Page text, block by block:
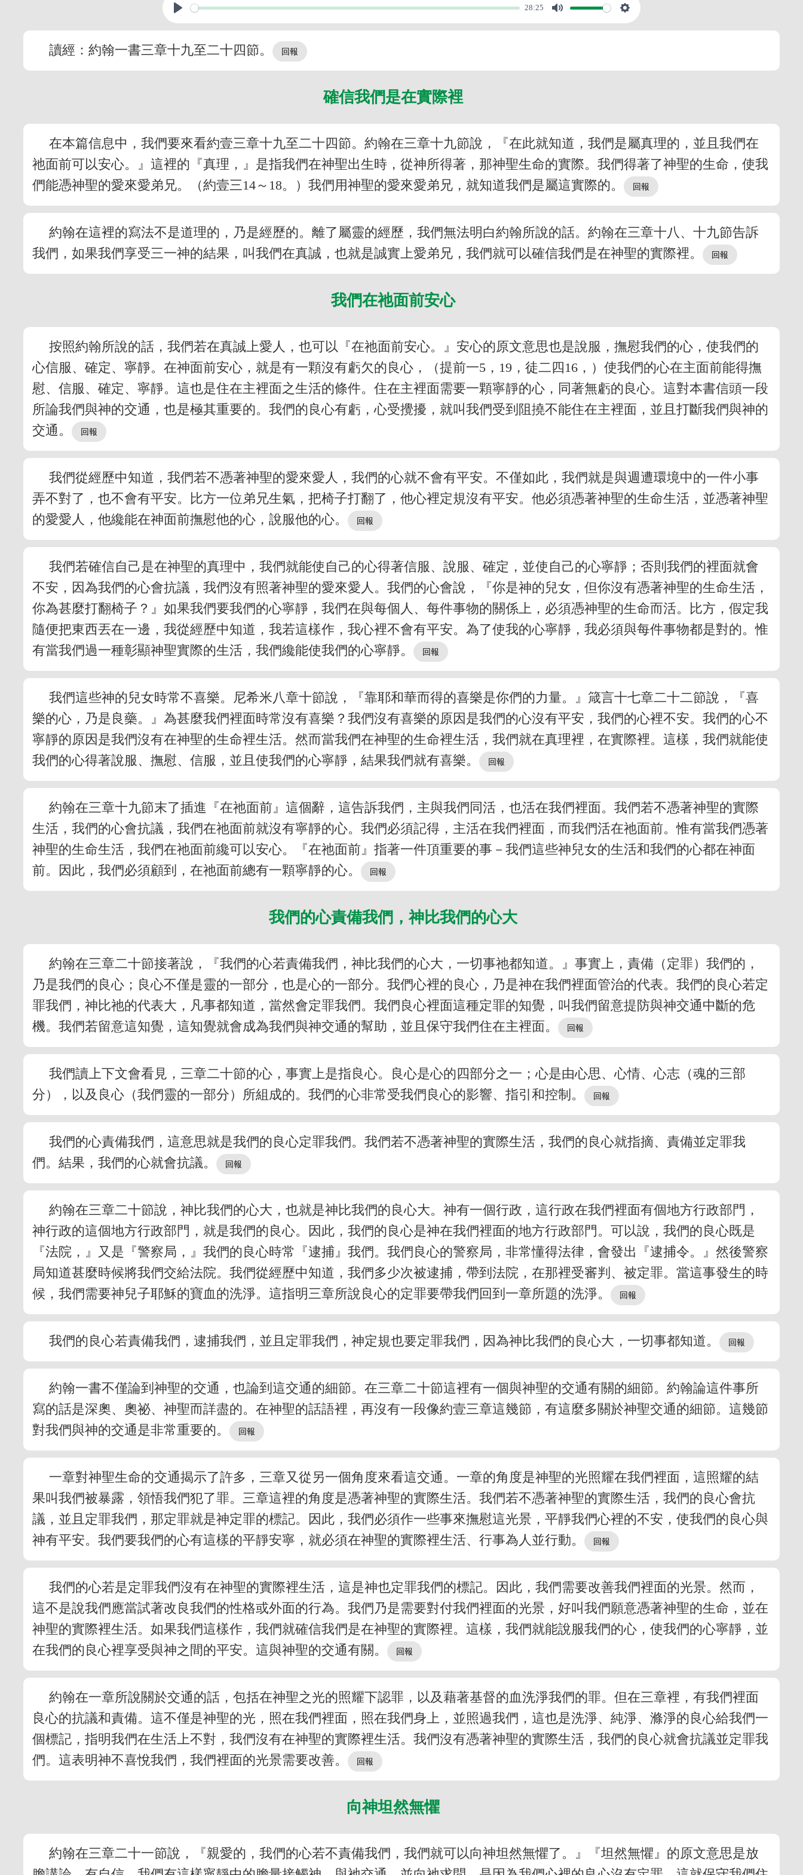
28:25
讀經：約翰一書三章十九至二十四節。
確信我們是在實際裡
在本篇信息中，我們要來看約壹三章十九至二十四節。約翰在三章十九節說，『在此就知道，我們是屬真理的，並且我們在
祂面前可以安心。』這裡的『真理，』是指我們在神聖出生時，從神所得著，那神聖生命的實際。我們得著了神聖的生命，使我
們能憑神聖的愛來愛弟兄。（約壹三14～18。）我們用神聖的愛來愛弟兄，就知道我們是屬這實際的。
約翰在這裡的寫法不是道理的，乃是經歷的。離了屬靈的經歷，我們無法明白約翰所說的話。約翰在三章十八、十九節告訴
我們，如果我們享受三一神的結果，叫我們在真誠，也就是誠實上愛弟兄，我們就可以確信我們是在神聖的實際裡。
我們在祂面前安心
按照約翰所說的話，我們若在真誠上愛人，也可以『在祂面前安心。』安心的原文意思也是說服，撫慰我們的心，使我們的
心信服、確定、寧靜。在神面前安心，就是有一顆沒有虧欠的良心，（提前一5，19，徒二四16，）使我們的心在主面前能得撫
慰、信服、確定、寧靜。這也是住在主裡面之生活的條件。住在主裡面需要一顆寧靜的心，同著無虧的良心。這對本書信頭一段
所論我們與神的交通，也是極其重要的。我們的良心有虧，心受攪擾，就叫我們受到阻撓不能住在主裡面，並且打斷我們與神的
交通。
我們從經歷中知道，我們若不憑著神聖的愛來愛人，我們的心就不會有平安。不僅如此，我們就是與週遭環境中的一件小事
弄不對了，也不會有平安。比方一位弟兄生氣，把椅子打翻了，他心裡定規沒有平安。他必須憑著神聖的生命生活，並憑著神聖
的愛愛人，他纔能在神面前撫慰他的心，說服他的心。
我們若確信自己是在神聖的真理中，我們就能使自己的心得著信服、說服、確定，並使自己的心寧靜；否則我們的裡面就會
不安，因為我們的心會抗議，我們沒有照著神聖的愛來愛人。我們的心會說，『你是神的兒女，但你沒有憑著神聖的生命生活，
你為甚麼打翻椅子？』如果我們要我們的心寧靜，我們在與每個人、每件事物的關係上，必須憑神聖的生命而活。比方，假定我
隨便把東西丟在一邊，我從經歷中知道，我若這樣作，我心裡不會有平安。為了使我的心寧靜，我必須與每件事物都是對的。惟
有當我們過一種彰顯神聖實際的生活，我們纔能使我們的心寧靜。
我們這些神的兒女時常不喜樂。尼希米八章十節說，『靠耶和華而得的喜樂是你們的力量。』箴言十七章二十二節說，『喜
樂的心，乃是良藥。』為甚麼我們裡面時常沒有喜樂？我們沒有喜樂的原因是我們的心沒有平安，我們的心裡不安。我們的心不
寧靜的原因是我們沒有在神聖的生命裡生活。然而當我們在神聖的生命裡生活，我們就在真理裡，在實際裡。這樣，我們就能使
我們的心得著說服、撫慰、信服，並且使我們的心寧靜，結果我們就有喜樂。
約翰在三章十九節末了插進『在祂面前』這個辭，這告訴我們，主與我們同活，也活在我們裡面。我們若不憑著神聖的實際
生活，我們的心會抗議，我們在祂面前就沒有寧靜的心。我們必須記得，主活在我們裡面，而我們活在祂面前。惟有當我們憑著
神聖的生命生活，我們在祂面前纔可以安心。『在祂面前』指著一件頂重要的事－我們這些神兒女的生活和我們的心都在神面
前。因此，我們必須顧到，在祂面前總有一顆寧靜的心。
我們的心責備我們，神比我們的心大
約翰在三章二十節接著說，『我們的心若責備我們，神比我們的心大，一切事祂都知道。』事實上，責備（定罪）我們的，
乃是我們的良心；良心不僅是靈的一部分，也是心的一部分。我們心裡的良心，乃是神在我們裡面管治的代表。我們的良心若定
罪我們，神比祂的代表大，凡事都知道，當然會定罪我們。我們良心裡面這種定罪的知覺，叫我們留意提防與神交通中斷的危
機。我們若留意這知覺，這知覺就會成為我們與神交通的幫助，並且保守我們住在主裡面。
我們讀上下文會看見，三章二十節的心，事實上是指良心。良心是心的四部分之一；心是由心思、心情、心志（魂的三部
分），以及良心（我們靈的一部分）所組成的。我們的心非常受我們良心的影響、指引和控制。
我們的心責備我們，這意思就是我們的良心定罪我們。我們若不憑著神聖的實際生活，我們的良心就指摘、責備並定罪我
們。結果，我們的心就會抗議。
約翰在三章二十節說，神比我們的心大，也就是神比我們的良心大。神有一個行政，這行政在我們裡面有個地方行政部門，
神行政的這個地方行政部門，就是我們的良心。因此，我們的良心是神在我們裡面的地方行政部門。可以說，我們的良心既是
『法院，』又是『警察局，』我們的良心時常『逮捕』我們。我們良心的警察局，非常懂得法律，會發出『逮捕令。』然後警察
局知道甚麼時候將我們交給法院。我們從經歷中知道，我們多少次被逮捕，帶到法院，在那裡受審判、被定罪。當這事發生的時
候，我們需要神兒子耶穌的寶血的洗淨。這指明三章所說良心的定罪要帶我們回到一章所題的洗淨。
我們的良心若責備我們，逮捕我們，並且定罪我們，神定規也要定罪我們，因為神比我們的良心大，一切事都知道。
約翰一書不僅論到神聖的交通，也論到這交通的細節。在三章二十節這裡有一個與神聖的交通有關的細節。約翰論這件事所
寫的話是深奧、奧祕、神聖而詳盡的。在神聖的話語裡，再沒有一段像約壹三章這幾節，有這麼多關於神聖交通的細節。這幾節
對我們與神的交通是非常重要的。
一章對神聖生命的交通揭示了許多，三章又從另一個角度來看這交通。一章的角度是神聖的光照耀在我們裡面，這照耀的結
果叫我們被暴露，領悟我們犯了罪。三章這裡的角度是憑著神聖的實際生活。我們若不憑著神聖的實際生活，我們的良心會抗
議，並且定罪我們，那定罪就是神定罪的標記。因此，我們必須作一些事來撫慰這光景，平靜我們心裡的不安，使我們的良心與
神有平安。我們要我們的心有這樣的平靜安寧，就必須在神聖的實際裡生活、行事為人並行動。
我們的心若是定罪我們沒有在神聖的實際裡生活，這是神也定罪我們的標記。因此，我們需要改善我們裡面的光景。然而，
這不是說我們應當試著改良我們的性格或外面的行為。我們乃是需要對付我們裡面的光景，好叫我們願意憑著神聖的生命，並在
神聖的實際裡生活。如果我們這樣作，我們就確信我們是在神聖的實際裡。這樣，我們就能說服我們的心，使我們的心寧靜，並
在我們的良心裡享受與神之間的平安。這與神聖的交通有關。
約翰在一章所說關於交通的話，包括在神聖之光的照耀下認罪，以及藉著基督的血洗淨我們的罪。但在三章裡，有我們裡面
良心的抗議和責備。這不僅是神聖的光，照在我們裡面，照在我們身上，並照過我們，這也是洗淨、純淨、滌淨的良心給我們一
個標記，指明我們在生活上不對，我們沒有在神聖的實際裡生活。我們沒有憑著神聖的實際生活，我們的良心就會抗議並定罪我
們。這表明神不喜悅我們，我們裡面的光景需要改善。
向神坦然無懼
約翰在三章二十一節說，『親愛的，我們的心若不責備我們，我們就可以向神坦然無懼了。』『坦然無懼』的原文意思是放